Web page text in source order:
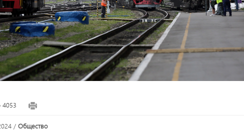
4053
/ общество